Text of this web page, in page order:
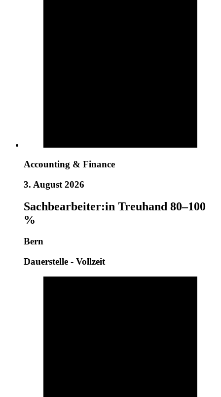
Accounting & Finance
3. August 2026
Sachbearbeiter:in Treuhand 80–100
%
Bern
Dauerstelle - Vollzeit